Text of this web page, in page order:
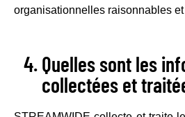
organisationnelles raisonnables
Quelles sont les
collectées et